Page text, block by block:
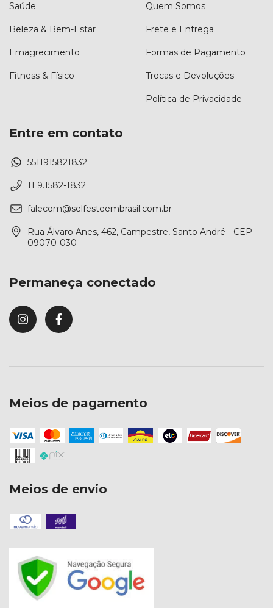
Saúde
Beleza & Bem-Estar
Emagrecimento
Fitness & Físico
Quem Somos
Frete e Entrega
Formas de Pagamento
Trocas e Devoluções
Política de Privacidade
Entre em contato
5511915821832
11 9.1582-1832
falecom@selfesteembrasil.com.br
Rua Álvaro Anes, 462, Campestre, Santo André - CEP
09070-030
Permaneça conectado
Meios de pagamento
Meios de envio